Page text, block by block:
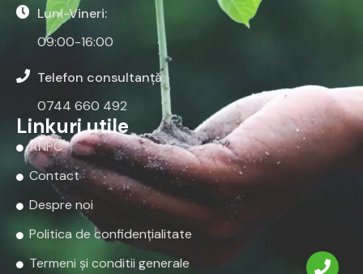
Luni-Vineri:
09:00-16:00
Telefon consultanță:
0744 660 492
Linkuri utile
ANPC
Contact
Despre noi
Politica de confidențialitate
Termeni și conditii generale